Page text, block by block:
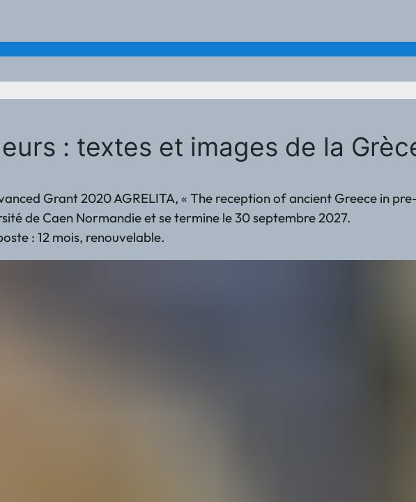
: textes et images de la
Grant 2020 AGRELITA, « The reception of ancient Greece in
de Caen Normandie et se termine le 30 septembre 2027.
: 12 mois, renouvelable.